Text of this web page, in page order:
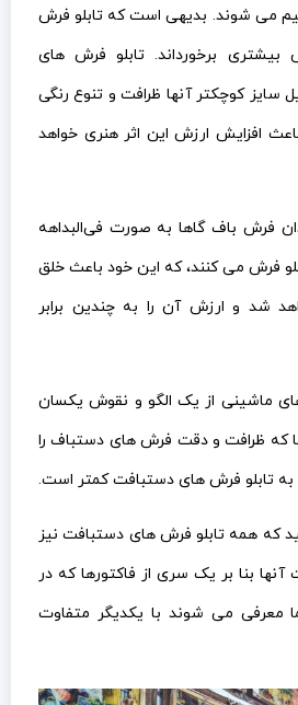
می شوند. بدیهی است که تابلو فرش
برخورداند. تابلو فرش های
سایز کوچکتر آنها ظرافت و تنوع رنگی
افزایش ارزش این اثر هنری خواهد
فرش باف گاها به صورت فی‌البداهه
فرش می کنند، که این خود باعث خلق
شد و ارزش آن را به چندین برابر
ماشینی از یک الگو و نقوش یکسان
که ظرافت و دقت فرش های دستباف را
به تابلو فرش های دستبافت کمتر است.
که همه تابلو فرش های دستبافت نیز
بنا بر یک سری از فاکتورها که در
معرفی می شوند با یکدیگر متفاوت